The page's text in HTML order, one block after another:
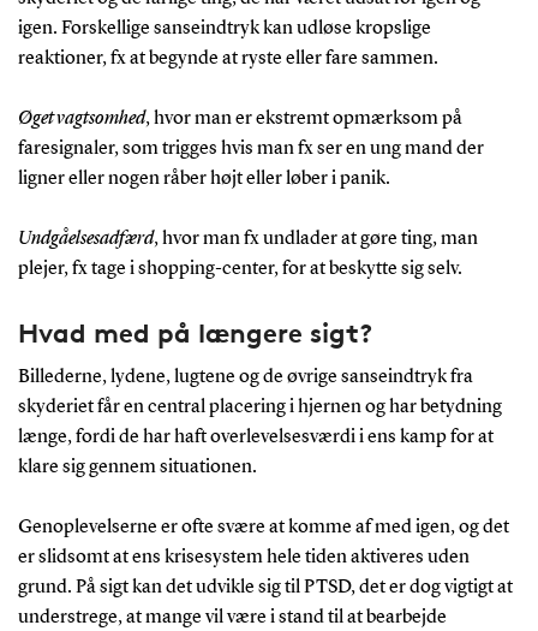
igen. Forskellige sanseindtryk kan udløse kropslige
reaktioner, fx at begynde at ryste eller fare sammen.
Øget vagtsomhed, hvor man er ekstremt opmærksom på
faresignaler, som trigges hvis man fx ser en ung mand der
ligner eller nogen råber højt eller løber i panik.
Undgåelsesadfærd, hvor man fx undlader at gøre ting, man
plejer, fx tage i shopping-center, for at beskytte sig selv.
Hvad med på længere sigt?
Billederne, lydene, lugtene og de øvrige sanseindtryk fra
skyderiet får en central placering i hjernen og har betydning
længe, fordi de har haft overlevelsesværdi i ens kamp for at
klare sig gennem situationen.
Genoplevelserne er ofte svære at komme af med igen, og det
er slidsomt at ens krisesystem hele tiden aktiveres uden
grund. På sigt kan det udvikle sig til PTSD, det er dog vigtigt at
understrege, at mange vil være i stand til at bearbejde